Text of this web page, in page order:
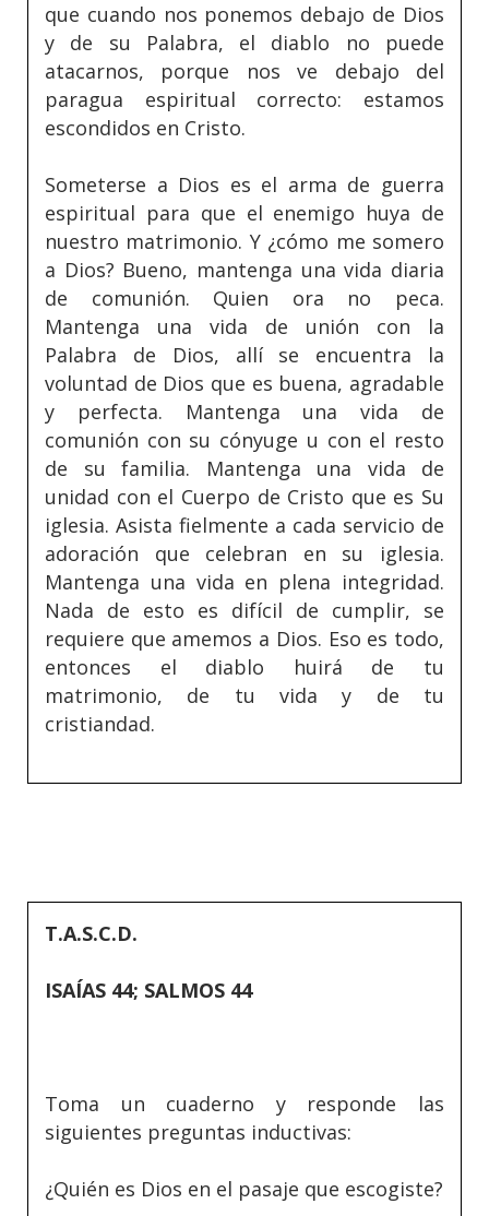
que cuando nos ponemos debajo de Dios
y de su Palabra, el diablo no puede
atacarnos, porque nos ve debajo del
paragua espiritual correcto: estamos
escondidos en Cristo.
Someterse a Dios es el arma de guerra
espiritual para que el enemigo huya de
nuestro matrimonio. Y ¿cómo me somero
a Dios? Bueno, mantenga una vida diaria
de comunión. Quien ora no peca.
Mantenga una vida de unión con la
Palabra de Dios, allí se encuentra la
voluntad de Dios que es buena, agradable
y perfecta. Mantenga una vida de
comunión con su cónyuge u con el resto
de su familia. Mantenga una vida de
unidad con el Cuerpo de Cristo que es Su
iglesia. Asista fielmente a cada servicio de
adoración que celebran en su iglesia.
Mantenga una vida en plena integridad.
Nada de esto es difícil de cumplir, se
requiere que amemos a Dios. Eso es todo,
entonces el diablo huirá de tu
matrimonio, de tu vida y de tu
cristiandad.
T.A.S.C.D.
ISAÍAS 44; SALMOS 44
Toma un cuaderno y responde las
siguientes preguntas inductivas:
¿Quién es Dios en el pasaje que escogiste?